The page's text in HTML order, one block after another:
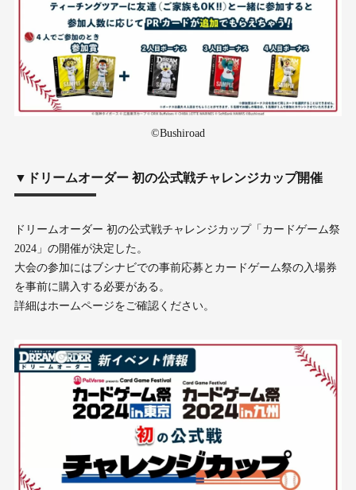
©Bushiroad
▼ドリームオーダー 初の公式戦チャレンジカップ開催
ドリームオーダー 初の公式戦チャレンジカップ「カードゲーム祭
2024」の開催が決定した。
大会の参加にはブシナビでの事前応募とカードゲーム祭の入場券
を事前に購入する必要がある。
詳細はホームページをご確認ください。